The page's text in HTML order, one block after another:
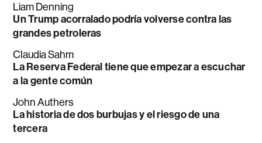
Liam Denning
Un Trump acorralado podría volverse contra las
grandes petroleras
Claudia Sahm
La Reserva Federal tiene que empezar a escuchar
a la gente común
John Authers
La historia de dos burbujas y el riesgo de una
tercera